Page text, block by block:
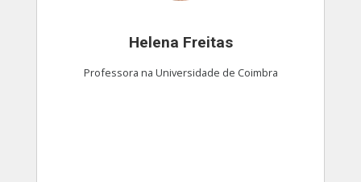
Helena Freitas
Professora na Universidade de Coimbra